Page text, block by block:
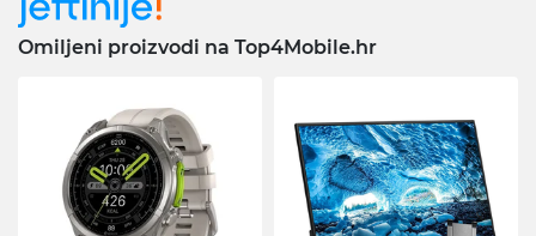
Omiljeni proizvodi na Top4Mobile.hr